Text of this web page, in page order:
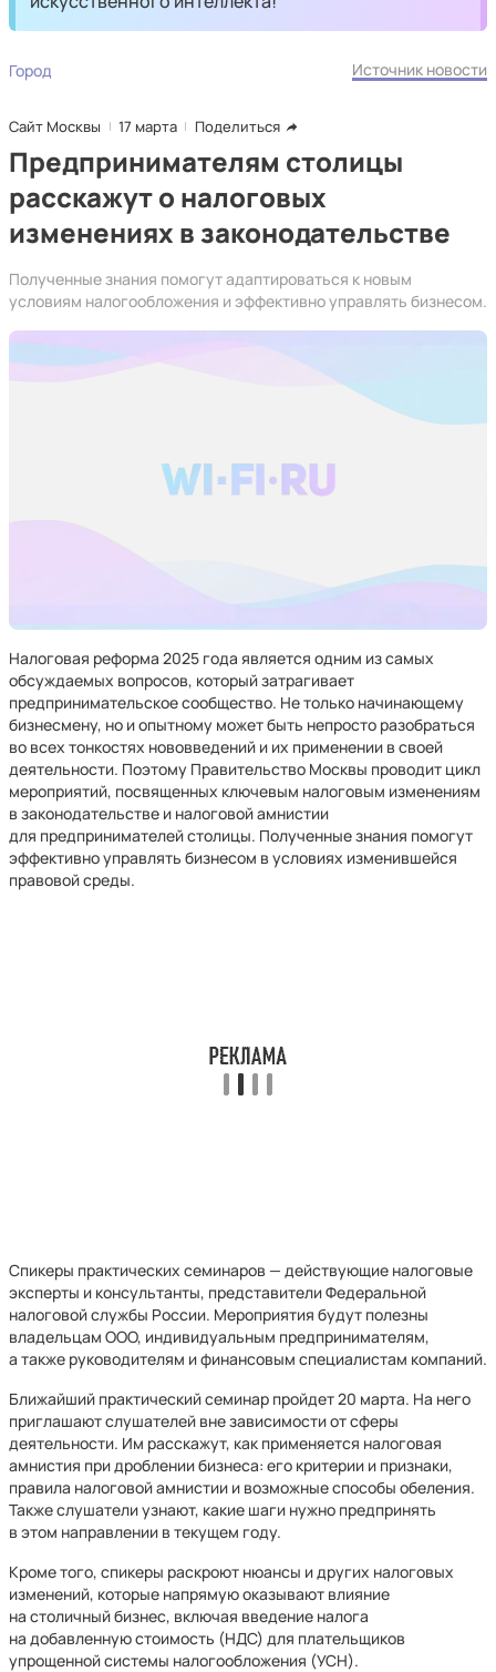
Город Источник новости
Сайт Москвы 17 марта Поделиться
Предпринимателям столицы
расскажут о налоговых
изменениях в законодательстве
Полученные знания помогут адаптироваться к новым
условиям налогообложения и эффективно управлять бизнесом.
Налоговая реформа 2025 года является одним из самых
обсуждаемых вопросов, который затрагивает
предпринимательское сообщество. Не только начинающему
бизнесмену, но и опытному может быть непросто разобраться
во всех тонкостях нововведений и их применении в своей
деятельности. Поэтому Правительство Москвы проводит цикл
мероприятий, посвященных ключевым налоговым изменениям
в законодательстве и налоговой амнистии
для предпринимателей столицы. Полученные знания помогут
эффективно управлять бизнесом в условиях изменившейся
правовой среды.
Спикеры практических семинаров — действующие налоговые
эксперты и консультанты, представители Федеральной
налоговой службы России. Мероприятия будут полезны
владельцам ООО, индивидуальным предпринимателям,
а также руководителям и финансовым специалистам компаний.
Ближайший практический семинар пройдет 20 марта. На него
приглашают слушателей вне зависимости от сферы
деятельности. Им расскажут, как применяется налоговая
амнистия при дроблении бизнеса: его критерии и признаки,
правила налоговой амнистии и возможные способы обеления.
Также слушатели узнают, какие шаги нужно предпринять
в этом направлении в текущем году.
Кроме того, спикеры раскроют нюансы и других налоговых
изменений, которые напрямую оказывают влияние
на столичный бизнес, включая введение налога
на добавленную стоимость (НДС) для плательщиков
упрощенной системы налогообложения (УСН).